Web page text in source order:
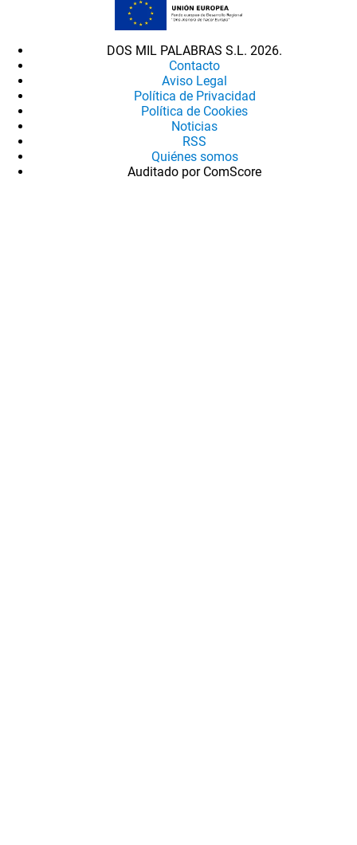
DOS MIL PALABRAS S.L. 2026.
Contacto
Aviso Legal
Política de Privacidad
Política de Cookies
Noticias
RSS
Quiénes somos
Auditado por ComScore